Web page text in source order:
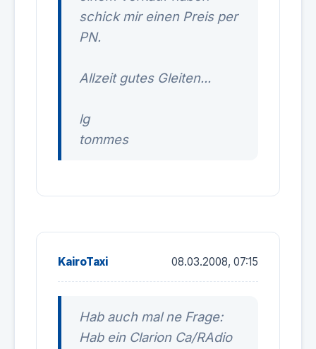
schick mir einen Preis per
PN.
Allzeit gutes Gleiten...
lg
tommes
KairoTaxi 08.03.2008, 07:15
Hab auch mal ne Frage:
Hab ein Clarion Ca/RAdio